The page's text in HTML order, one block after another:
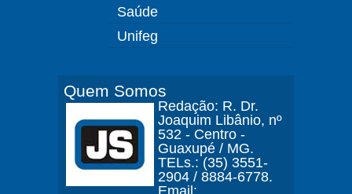
Saúde
Unifeg
Quem Somos
Redação: R. Dr.
Joaquim Libânio, nº
532 - Centro -
Guaxupé / MG.
TELs.: (35) 3551-
2904 / 8884-6778.
Email: